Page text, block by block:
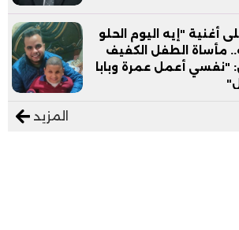
أغنية "إيه اليوم الحلو
مأساة الطفل الكفيف
"نفسي أعمل عمرة وبابا
المزيد